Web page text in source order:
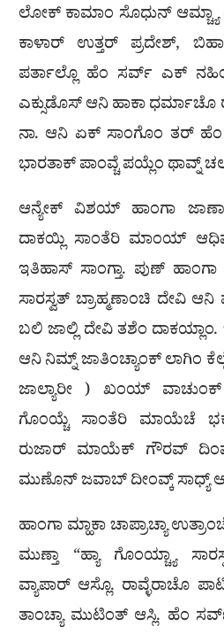
ಲೋಕ್ ಕಾಮಾಂ ಸೊಧುನ್ ಆಮ್ಚ್ಯಾ
ಕಾಳಾರ್ ಉತ್ತರ್ ಪ್ರದೇಶ್,
ಪರ್ತಾಲ್ಲೊ ಹೆಂ ಸರ್ವ್ ಎಕ್
ಎಕ್ಸುಡೊಸ್ ಆನಿ ಹಾಕಾ
ನಾ. ಆನಿ ಏಕ್ ಸಾಂಗೊಂ ತರ್ ಹೆಂ
ಭಾರತಾಕ್ ಪಾಂವ್ಚೆ ಪಯ್ಲೆಂ ಥಾವ್ನ್
ಆನ್ಯೇಕ್ ವಿಶಯ್ ಹಾಂಗಾ
ದಾಕಯ್ಲಿ ಸಾಂತೆರಿ ಮಾಂಯ್
ಇತಿಹಾಸ್ ಸಾಂಗ್ತಾ. ಪುಣ್
ಸಾರಸ್ವತ್ ಬ್ರಾಹ್ಮಣಾಂಚಿ ದೇವಿ ಆನಿ
ಬಲಿ ಜಾಲ್ಲಿ ದೇವಿ ತಶೆಂ
ಆನಿ ನಿಮ್ನ್ ಜಾತಿಂಚ್ಯಾಂಕ್ ಲಾಗಿಂ
ಜಾಲ್ಯಾರೀ ) ಖಂಯ್
ಗೊಂಯ್ಚೆ ಸಾಂತೆರಿ ಮಾಯೆಚೆ
ರುಜಾರ್ ಮಾಯೆಕ್ ಗೌರವ್ ದಿಂವ್ಚೆ
ಮುಣೊನ್ ಜವಾಬ್ ದೀಂವ್ಕ್ ಸಾಧ್ಯ್
ಹಾಂಗಾ ಮ್ಹಾಕಾ ಚಾಪ್ರಾಚ್ಯಾ
ಮುಣ್ತಾ “ಹ್ಯಾ ಗೊಂಯ್ಚ್ಯಾ
ವ್ಯಾಪಾರ್ ಆಸ್ಲೊ. ರಾವ್ಳೆರಾಚೊ
ತಾಂಚ್ಯಾ ಮುಟಿಂತ್ ಆಸ್ಲಿ. ಹೆಂ